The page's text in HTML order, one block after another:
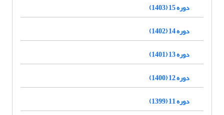
دوره 15 (1403)
دوره 14 (1402)
دوره 13 (1401)
دوره 12 (1400)
دوره 11 (1399)